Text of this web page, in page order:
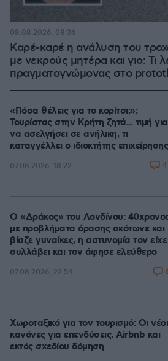
Καρέ-καρέ η ανάλυση του
με νεκρούς μητέρα και γιο: Τι
πραγματογνώμονας στο
08.08.2026, 08:36
«Πόσα θέλεις για το κορίτσι;»:
Τουρίστας στην Κρήτη ζητά... τιμή για
να ασελγήσει σε ανήλικη, τι
καταγγέλλει ο ιδιοκτήτης επιχείρησης
07.08.2026, 18:22
Ο «Δράκος» του Λονδίνου:
με προβλήματα όρασης σκότωνε και
βίαζε γυναίκες, η αστυνομία τον είχε
συλλάβει και τον άφησε ελεύθερο
07.08.2026, 22:54
Χωροταξικό για τον τουρισμό: Οι νέοι
κανόνες για επενδύσεις, Airbnb και
εκτός σχεδίου δόμηση